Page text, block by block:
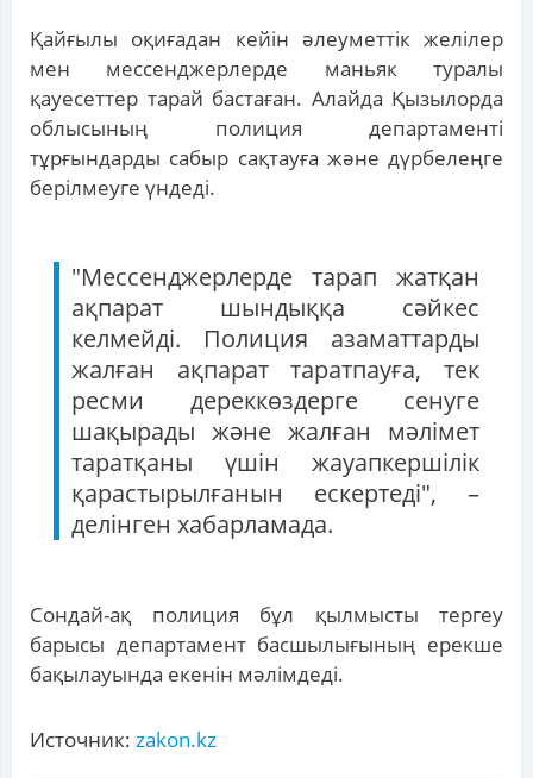
Қайғылы оқиғадан кейін әлеуметтік желілер
мен мессенджерлерде маньяк туралы
қауесеттер тарай бастаған. Алайда Қызылорда
облысының полиция департаменті
тұрғындарды сабыр сақтауға және дүрбелеңге
берілмеуге үндеді.
"Мессенджерлерде тарап жатқан
ақпарат шындыққа сәйкес
келмейді. Полиция азаматтарды
жалған ақпарат таратпауға, тек
ресми дереккөздерге сенуге
шақырады және жалған мәлімет
таратқаны үшін жауапкершілік
қарастырылғанын ескертеді", –
делінген хабарламада.
Сондай-ақ полиция бұл қылмысты тергеу
барысы департамент басшылығының ерекше
бақылауында екенін мәлімдеді.
Источник: zakon.kz